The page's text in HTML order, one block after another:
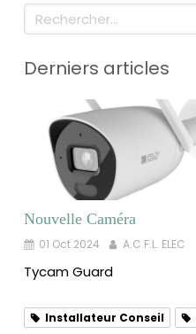
Rechercher
Derniers articles
Nouvelle Caméra
01 Oct 2024 A.C.F.L. ELEC
Tycam Guard
Installateur Conseil